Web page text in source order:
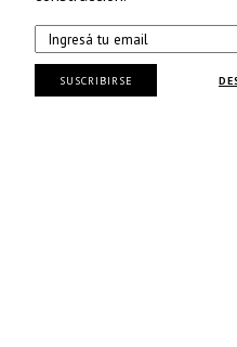
SUSCRIBIRSE